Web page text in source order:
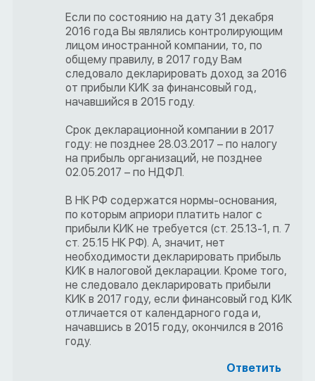
Если по состоянию на дату 31 декабря
2016 года Вы являлись контролирующим
лицом иностранной компании, то, по
общему правилу, в 2017 году Вам
следовало декларировать доход за 2016
от прибыли КИК за финансовый год,
начавшийся в 2015 году.
Срок декларационной компании в 2017
году: не позднее 28.03.2017 – по налогу
на прибыль организаций, не позднее
02.05.2017 – по НДФЛ.
В НК РФ содержатся нормы-основания,
по которым априори платить налог с
прибыли КИК не требуется (ст. 25.13-1, п. 7
ст. 25.15 НК РФ). А, значит, нет
необходимости декларировать прибыль
КИК в налоговой декларации. Кроме того,
не следовало декларировать прибыли
КИК в 2017 году, если финансовый год КИК
отличается от календарного года и,
начавшись в 2015 году, окончился в 2016
году.
Ответить